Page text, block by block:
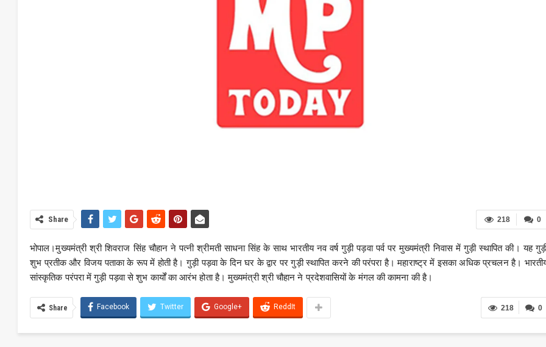
0
218
Share
भोपाल।मुख्यमंत्री श्री शिवराज सिंह चौहान ने पत्नी श्रीमती साधना सिंह के साथ भारतीय नव वर्ष गुड़ी पड़वा पर्व पर मुख्यमंत्री निवास में गुड़ी स्थापित की। यह
शुभ प्रतीक और विजय पताका के रूप में होती है। गुड़ी पड़वा के दिन घर के द्वार पर गुड़ी स्थापित करने की परंपरा है। महाराष्ट्र में इसका अधिक प्रचलन है।
सांस्कृतिक परंपरा में गुड़ी पड़वा से शुभ कार्यों का आरंभ होता है। मुख्यमंत्री श्री चौहान ने प्रदेशवासियों के मंगल की कामना की है।
0
218
Share Facebook Twitter Google+ ReddIt